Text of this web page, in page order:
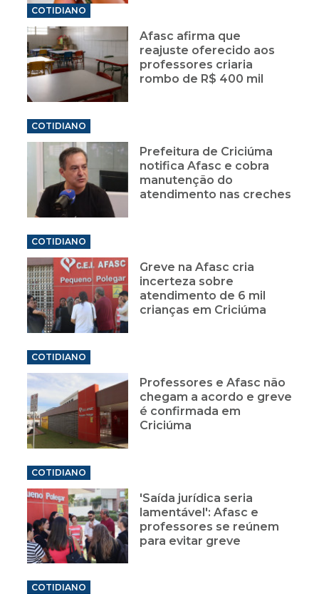
COTIDIANO
Afasc afirma que
reajuste oferecido aos
professores criaria
rombo de R$ 400 mil
COTIDIANO
Prefeitura de Criciúma
notifica Afasc e cobra
manutenção do
atendimento nas creches
COTIDIANO
Greve na Afasc cria
incerteza sobre
atendimento de 6 mil
crianças em Criciúma
COTIDIANO
Professores e Afasc não
chegam a acordo e greve
é confirmada em
Criciúma
COTIDIANO
'Saída jurídica seria
lamentável': Afasc e
professores se reúnem
para evitar greve
COTIDIANO